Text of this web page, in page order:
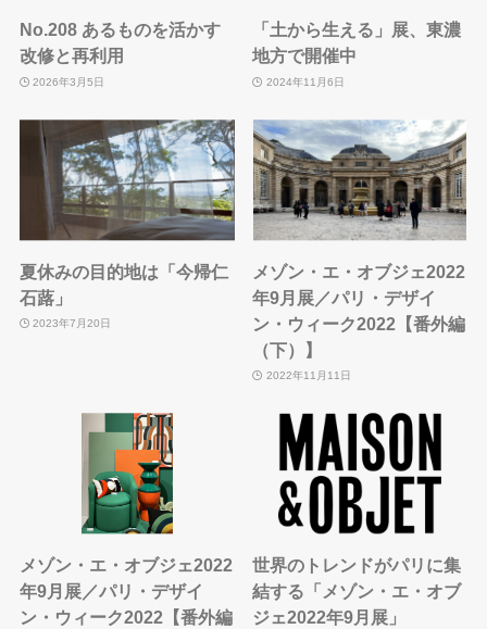
No.208 あるものを活かす
改修と再利用
2026年3月5日
「土から生える」展、東濃
地方で開催中
2024年11月6日
夏休みの目的地は「今帰仁
石蕗」
2023年7月20日
メゾン・エ・オブジェ2022
年9月展／パリ・デザイ
ン・ウィーク2022【番外編
（下）】
2022年11月11日
メゾン・エ・オブジェ2022
年9月展／パリ・デザイ
ン・ウィーク2022【番外編
世界のトレンドがパリに集
結する「メゾン・エ・オブ
ジェ2022年9月展」